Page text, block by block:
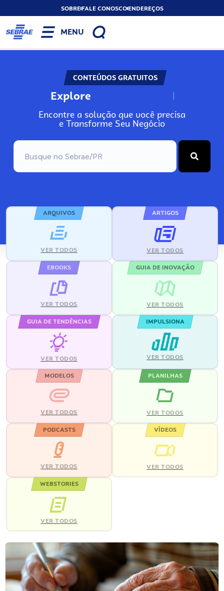
SOBREFALE CONOSCOENDEREÇOS
MENU
CONTEÚDOS GRATUITOS
Explore N
Encontre a solução que você precisa
e Transforme Seu Negócio
ARQUIVOS
VER TODOS
ARTIGOS
VER TODOS
EBOOKS
VER TODOS
GUIA DE INOVAÇÃO
VER TODOS
GUIA DE TENDÊNCIAS
VER TODOS
IMPULSIONA
VER TODOS
MODELOS
VER TODOS
PLANILHAS
VER TODOS
PODCASTS
VER TODOS
VÍDEOS
VER TODOS
WEBSTORIES
VER TODOS